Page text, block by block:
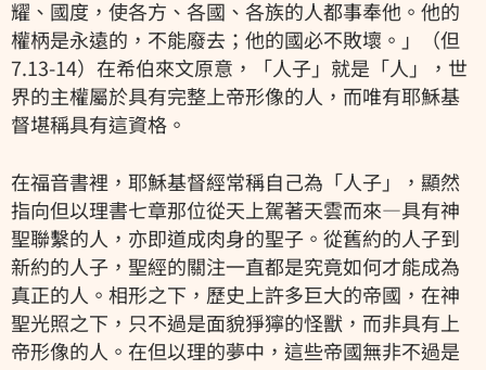
耀、國度，使各方、各國、各族的人都事奉他。他的
權柄是永遠的，不能廢去；他的國必不敗壞。」（但
7.13-14）在希伯來文原意，「人子」就是「人」，世
界的主權屬於具有完整上帝形像的人，而唯有耶穌基
督堪稱具有這資格。
在福音書裡，耶穌基督經常稱自己為「人子」，顯然
指向但以理書七章那位從天上駕著天雲而來—具有神
聖聯繫的人，亦即道成肉身的聖子。從舊約的人子到
新約的人子，聖經的關注一直都是究竟如何才能成為
真正的人。相形之下，歷史上許多巨大的帝國，在神
聖光照之下，只不過是面貌猙獰的怪獸，而非具有上
帝形像的人。在但以理的夢中，這些帝國無非不過是